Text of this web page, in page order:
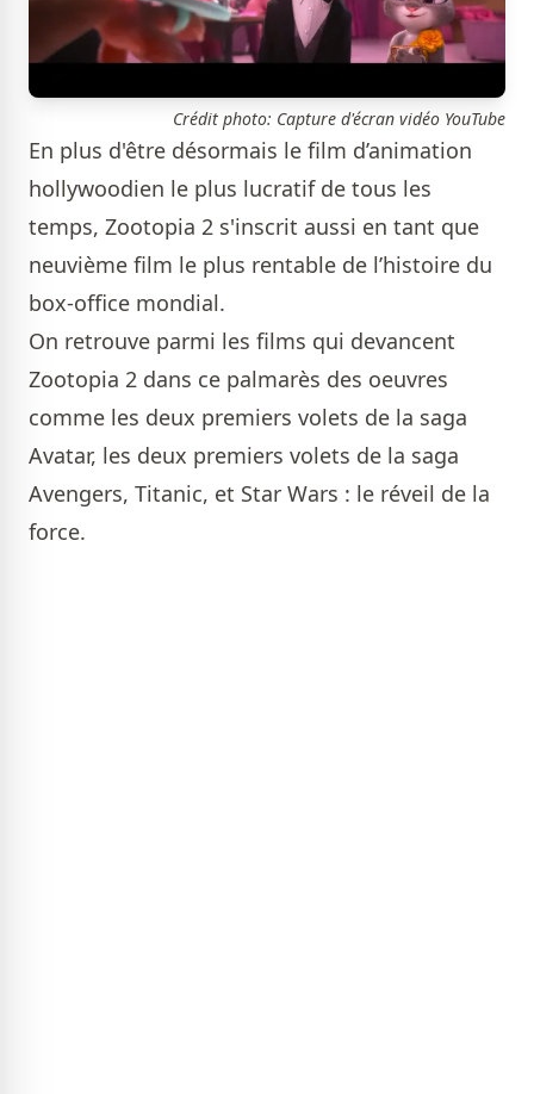
Crédit photo: Capture d'écran vidéo YouTube
En plus d'être désormais le film d’animation
hollywoodien le plus lucratif de tous les
temps, Zootopia 2 s'inscrit aussi en tant que
neuvième film le plus rentable de l’histoire du
box-office mondial.
On retrouve parmi les films qui devancent
Zootopia 2 dans ce palmarès des oeuvres
comme les deux premiers volets de la saga
Avatar, les deux premiers volets de la saga
Avengers, Titanic, et Star Wars : le réveil de la
force.